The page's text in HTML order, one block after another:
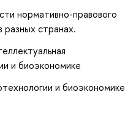
нормативно-правового
разных странах.
и биоэкономике
и биоэкономике